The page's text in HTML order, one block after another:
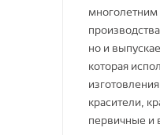
Средства
Клипса для
ESCOM
Lexida
TN GROUP
но и
которая
красители,
первичные и